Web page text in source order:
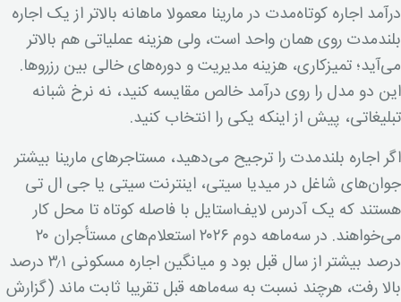
درآمد اجاره کوتاه‌مدت در مارینا معمولا ماهانه بالاتر از یک اجاره
بلندمدت روی همان واحد است، ولی هزینه عملیاتی هم بالاتر
می‌آید؛ تمیزکاری، هزینه مدیریت و دوره‌های خالی بین رزروها.
این دو مدل را روی درآمد خالص مقایسه کنید، نه نرخ شبانه
تبلیغاتی، پیش از اینکه یکی را انتخاب کنید.
اگر اجاره بلندمدت را ترجیح می‌دهید، مستاجرهای مارینا بیشتر
جوان‌های شاغل در میدیا سیتی، اینترنت سیتی یا جی ال تی
هستند که یک آدرس لایف‌استایل با فاصله کوتاه تا محل کار
می‌خواهند. در سه‌ماهه دوم ۲۰۲۶ استعلام‌های مستأجران ۲۰
درصد بیشتر از سال قبل بود و میانگین اجاره مسکونی ۳٫۱ درصد
بالا رفت، هرچند نسبت به سه‌ماهه قبل تقریبا ثابت ماند (گزارش